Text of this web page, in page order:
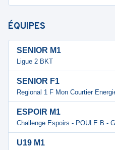
ÉQUIPES
SENIOR M1
Ligue 2 BKT
SENIOR F1
Regional 1 F Mon Courtier
ESPOIR M1
Challenge Espoirs - POULE B -
U19 M1